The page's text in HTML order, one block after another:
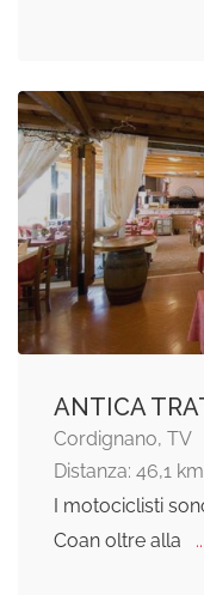
ANTICA
Cordignano, TV
Distanza: 46,1 km
I motociclisti
Coan oltre alla